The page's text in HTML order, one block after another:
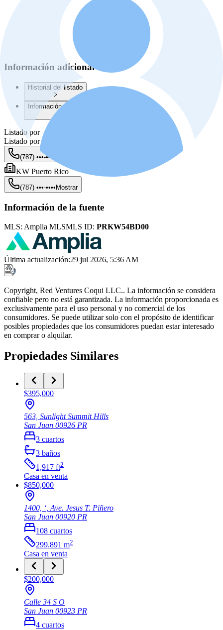
Información adicional
Historial del listado
Información de la Junta de Planificación
Listado por
Listado porAdriana Iriarte
(787) •••-••••
KW Puerto Rico
(787) •••-•••• Mostrar
Información de la fuente
MLS: Amplia MLSMLS ID: PRKW54BD00
Última actualización:29 jul 2026, 5:36 AM
Copyright, Red Ventures Coqui LLC.. La información se considera
confiable pero no está garantizada. La información proporcionada es
exclusivamente para el uso personal y no comercial de los
consumidores. Se puede utilizar solo con el propósito de identificar
posibles propiedades que los consumidores puedan estar interesado
en comprar o alquilar.
Propiedades Similares
$395,000
563, Sunlight Summit Hills
San Juan 00926 PR
3 cuartos
3 baños
1,917 ft2
Casa en venta
$850,000
1400, ‘, Ave. Jesus T. Piñero
San Juan 00920 PR
108 cuartos
299.891 m2
Casa en venta
$200,000
Calle 34 S O
San Juan 00923 PR
4 cuartos